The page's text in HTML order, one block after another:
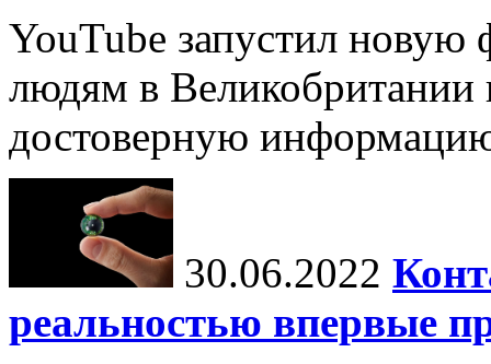
YouTube запустил
людям в Великобритании
достоверную
30.06.2022
реальностью впервые